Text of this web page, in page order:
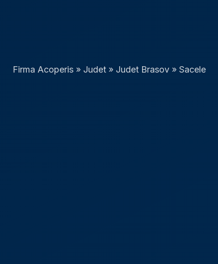
Firma Acoperis» Judet» Judet Brasov» Sacele